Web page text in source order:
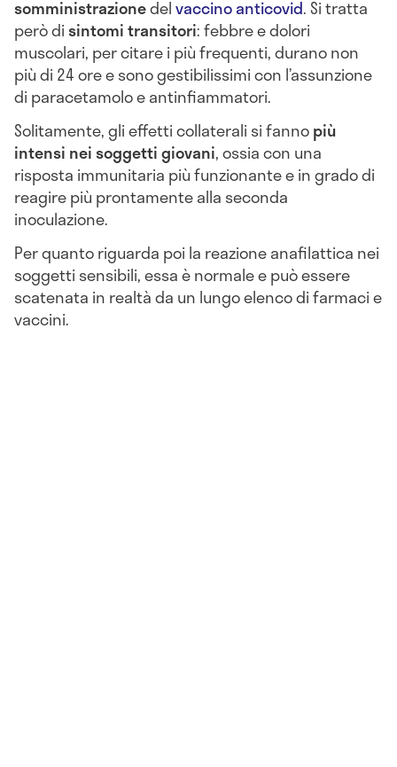
somministrazionedelvaccino anticovid. Si tratta
però disintomi transitori: febbre e dolori
muscolari, per citare i più frequenti, durano non
più di 24 ore e sono gestibilissimi con l’assunzione
di paracetamolo e antinfiammatori.
Solitamente, gli effetti collaterali si fannopiù
intensi nei soggetti giovani, ossia con una
risposta immunitaria più funzionante e in grado di
reagire più prontamente alla seconda
inoculazione.
Per quanto riguarda poi la reazione anafilattica nei
soggetti sensibili, essa è normale e può essere
scatenata in realtà da un lungo elenco di farmaci e
vaccini.